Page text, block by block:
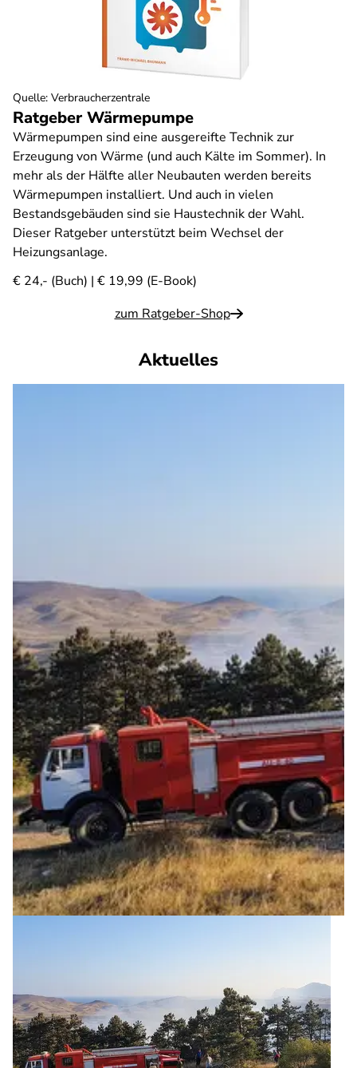
Ratgeber Wärmepumpe
Wärmepumpen sind eine ausgereifte Technik zur
Erzeugung von Wärme (und auch Kälte im Sommer). In
mehr als der Hälfte aller Neubauten werden bereits
Wärmepumpen installiert. Und auch in vielen
Bestandsgebäuden sind sie Haustechnik der Wahl.
Dieser Ratgeber unterstützt beim Wechsel der
Heizungsanlage.
€ 24,- (Buch) | € 19,99 (E-Book)
zum Ratgeber-Shop
Quelle: Verbraucherzentrale
Aktuelles